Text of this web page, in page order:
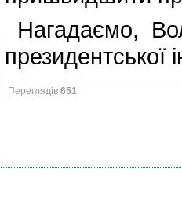
Нагадаємо,
президентської
Переглядів 651